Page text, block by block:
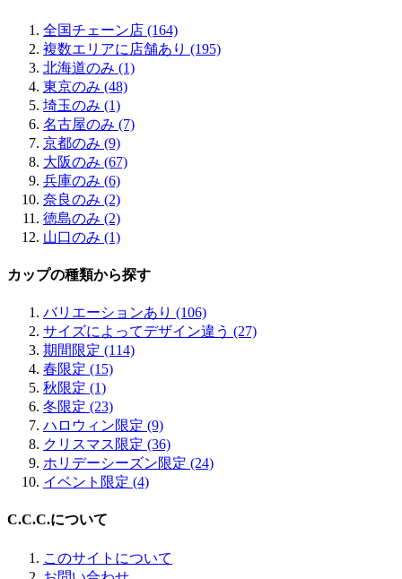
全国チェーン店 (164)
複数エリアに店舗あり (195)
北海道のみ (1)
東京のみ (48)
埼玉のみ (1)
名古屋のみ (7)
京都のみ (9)
大阪のみ (67)
兵庫のみ (6)
奈良のみ (2)
徳島のみ (2)
山口のみ (1)
カップの種類から探す
バリエーションあり (106)
サイズによってデザイン違う (27)
期間限定 (114)
春限定 (15)
秋限定 (1)
冬限定 (23)
ハロウィン限定 (9)
クリスマス限定 (36)
ホリデーシーズン限定 (24)
イベント限定 (4)
C.C.C.について
このサイトについて